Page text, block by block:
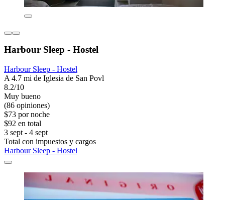
Harbour Sleep - Hostel
Harbour Sleep - Hostel
A 4.7 mi de Iglesia de San Povl
8.2/10
Muy bueno
(86 opiniones)
$73 por noche
$92 en total
3 sept - 4 sept
Total con impuestos y cargos
Harbour Sleep - Hostel